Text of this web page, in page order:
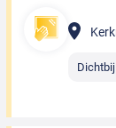
Dichtbij